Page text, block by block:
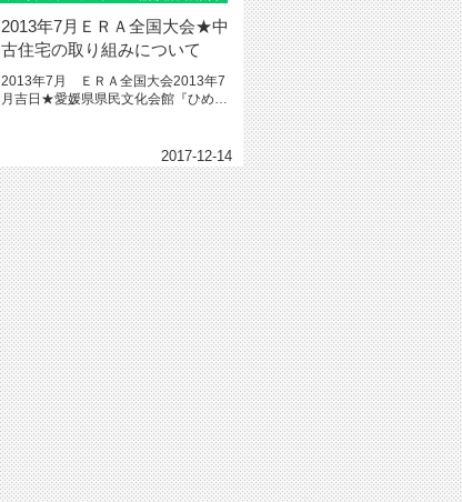
2013年7月ＥＲＡ全国大会★中
古住宅の取り組みについて
2013年7月 ＥＲＡ全国大会2013年7
月吉日★愛媛県県民文化会館『ひめぎ
2017-12-14